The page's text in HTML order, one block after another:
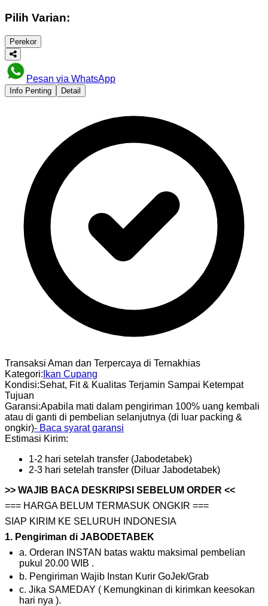
Pilih Varian:
Perekor
Pesan via WhatsApp
Info Penting Detail
Transaksi Aman dan Terpercaya di Ternakhias
Kategori: Ikan Cupang
Kondisi:Sehat, Fit & Kualitas Terjamin Sampai Ketempat
Tujuan
Garansi:Apabila mati dalam pengiriman 100% uang kembali
atau di ganti di pembelian selanjutnya (di luar packing &
ongkir)- Baca syarat garansi
Estimasi Kirim:
1-2 hari setelah transfer (Jabodetabek)
2-3 hari setelah transfer (Diluar Jabodetabek)
>> WAJIB BACA DESKRIPSI SEBELUM ORDER <<
=== HARGA BELUM TERMASUK ONGKIR ===
SIAP KIRIM KE SELURUH INDONESIA
1. Pengiriman di JABODETABEK
a. Orderan INSTAN batas waktu maksimal pembelian
pukul 20.00 WIB .
b. Pengiriman Wajib Instan Kurir GoJek/Grab
c. Jika SAMEDAY ( Kemungkinan di kirimkan keesokan
hari nya ).